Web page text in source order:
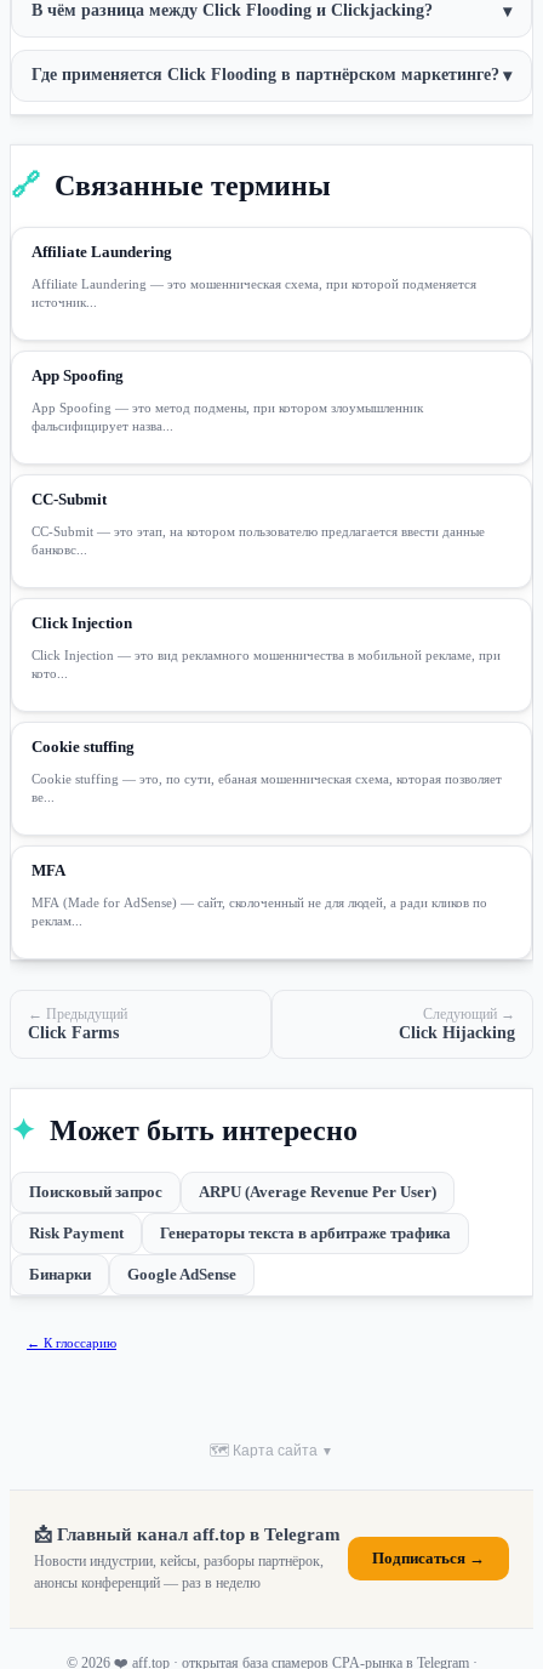
В чём разница между Click Flooding и Clickjacking? ▾
Где применяется Click Flooding в партнёрском маркетинге? ▾
🔗 Связанные термины
Affiliate Laundering
Affiliate Laundering — это мошенническая схема, при которой подменяется
источник...
App Spoofing
App Spoofing — это метод подмены, при котором злоумышленник
фальсифицирует назва...
CC-Submit
CC-Submit — это этап, на котором пользователю предлагается ввести данные
банковс...
Click Injection
Click Injection — это вид рекламного мошенничества в мобильной рекламе, при
кото...
Cookie stuffing
Cookie stuffing — это, по сути, ебаная мошенническая схема, которая позволяет
ве...
MFA
MFA (Made for AdSense) — сайт, сколоченный не для людей, а ради кликов по
реклам...
← Предыдущий
Click Farms
Следующий →
Click Hijacking
✦ Может быть интересно
Поисковый запрос ARPU (Average Revenue Per User)
Risk Payment Генераторы текста в арбитраже трафика
Бинарки Google AdSense
← К глоссарию
🗺 Карта сайта ▼
📩 Главный канал aff.top в Telegram
Новости индустрии, кейсы, разборы партнёрок,
анонсы конференций — раз в неделю
Подписаться →
© 2026 ❤️ aff.top · открытая база спамеров CPA-рынка в Telegram ·